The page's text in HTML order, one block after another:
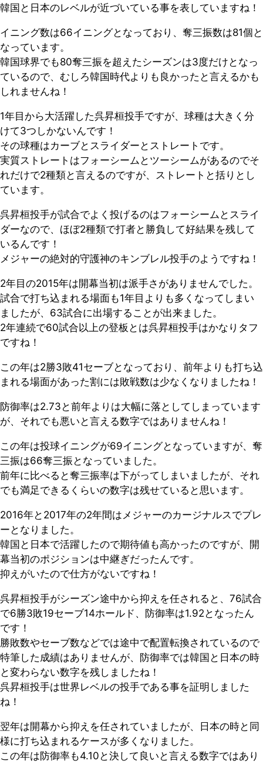
韓国と日本のレベルが近づいている事を表していますね！
イニング数は66イニングとなっており、奪三振数は81個と
なっています。
韓国球界でも80奪三振を超えたシーズンは3度だけとなっ
ているので、むしろ韓国時代よりも良かったと言えるかも
しれませんね！
1年目から大活躍した呉昇桓投手ですが、球種は大きく分
けて3つしかないんです！
その球種はカーブとスライダーとストレートです。
実質ストレートはフォーシームとツーシームがあるのでそ
れだけで2種類と言えるのですが、ストレートと括りとし
ています。
呉昇桓投手が試合でよく投げるのはフォーシームとスライ
ダーなので、ほぼ2種類で打者と勝負して好結果を残して
いるんです！
メジャーの絶対的守護神のキンブレル投手のようですね！
2年目の2015年は開幕当初は派手さがありませんでした。
試合で打ち込まれる場面も1年目よりも多くなってしまい
ましたが、63試合に出場することが出来ました。
2年連続で60試合以上の登板とは呉昇桓投手はかなりタフ
ですね！
この年は2勝3敗41セーブとなっており、前年よりも打ち込
まれる場面があった割には敗戦数は少なくなりましたね！
防御率は2.73と前年よりは大幅に落としてしまっています
が、それでも悪いと言える数字ではありませんね！
この年は投球イニングが69イニングとなっていますが、奪
三振は66奪三振となっていました。
前年に比べると奪三振率は下がってしまいましたが、それ
でも満足できるくらいの数字は残せていると思います。
2016年と2017年の2年間はメジャーのカージナルスでプレ
ーとなりました。
韓国と日本で活躍したので期待値も高かったのですが、開
幕当初のポジションは中継ぎだったんです。
抑えがいたので仕方がないですね！
呉昇桓投手がシーズン途中から抑えを任されると、76試合
で6勝3敗19セーブ14ホールド、防御率は1.92となったん
です！
勝敗数やセーブ数などでは途中で配置転換されているので
特筆した成績はありませんが、防御率では韓国と日本の時
と変わらない数字を残しましたね！
呉昇桓投手は世界レベルの投手である事を証明しました
ね！
翌年は開幕から抑えを任されていましたが、日本の時と同
様に打ち込まれるケースが多くなりました。
この年は防御率も4.10と決して良いと言える数字ではあり